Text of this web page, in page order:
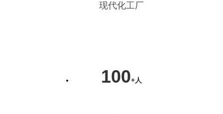
现代化工厂
100+人